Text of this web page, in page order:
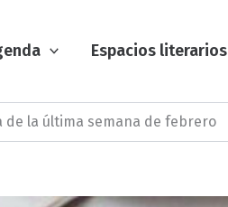
Espacios literarios
de la última semana de febrero